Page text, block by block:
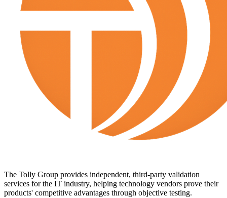
The Tolly Group provides independent, third-party validation
services for the IT industry, helping technology vendors prove their
products' competitive advantages through objective testing.